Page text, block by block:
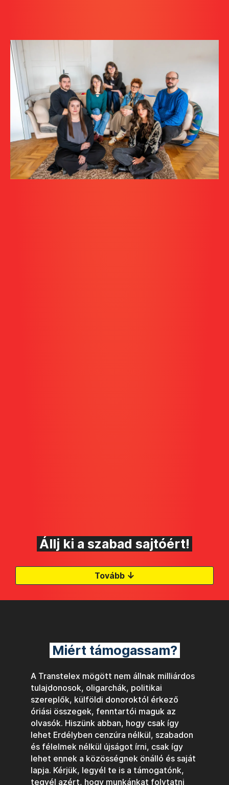
Állj ki a szabad sajtóért!
Tovább ↓
Miért támogassam?
A Transtelex mögött nem állnak milliárdos
tulajdonosok, oligarchák, politikai
szereplők, külföldi donoroktól érkező
óriási összegek, fenntartói maguk az
olvasók. Hiszünk abban, hogy csak így
lehet Erdélyben cenzúra nélkül, szabadon
és félelmek nélkül újságot írni, csak így
lehet ennek a közösségnek önálló és saját
lapja. Kérjük, legyél te is a támogatónk,
tegyél azért, hogy munkánkat folytatni